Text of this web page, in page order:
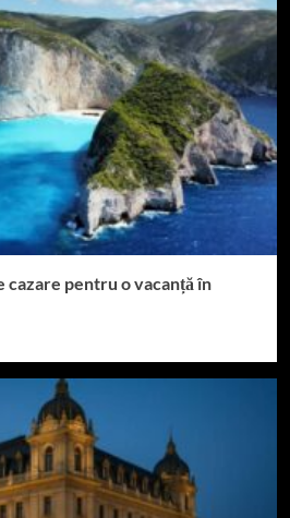
cazare pentru o vacanță în